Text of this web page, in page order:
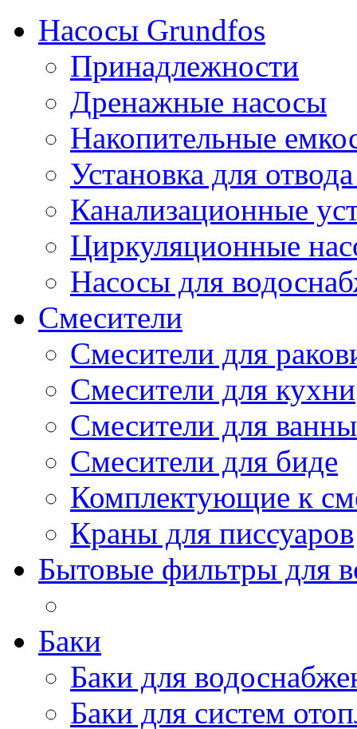
Насосы Grundfos
Принадлежности
Дренажные насосы
Накопительные
Установка для
Канализационные
Циркуляционные
Насосы для
Смесители
Смесители для
Смесители для кухни
Смесители для
Смесители для биде
Комплектующие к
Краны для писсуаров
Бытовые фильтры для
Баки
Баки для
Баки для систем